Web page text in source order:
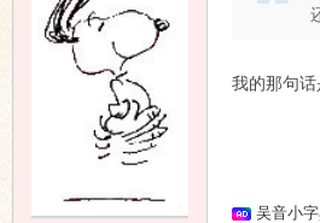
我的那句
吴音小